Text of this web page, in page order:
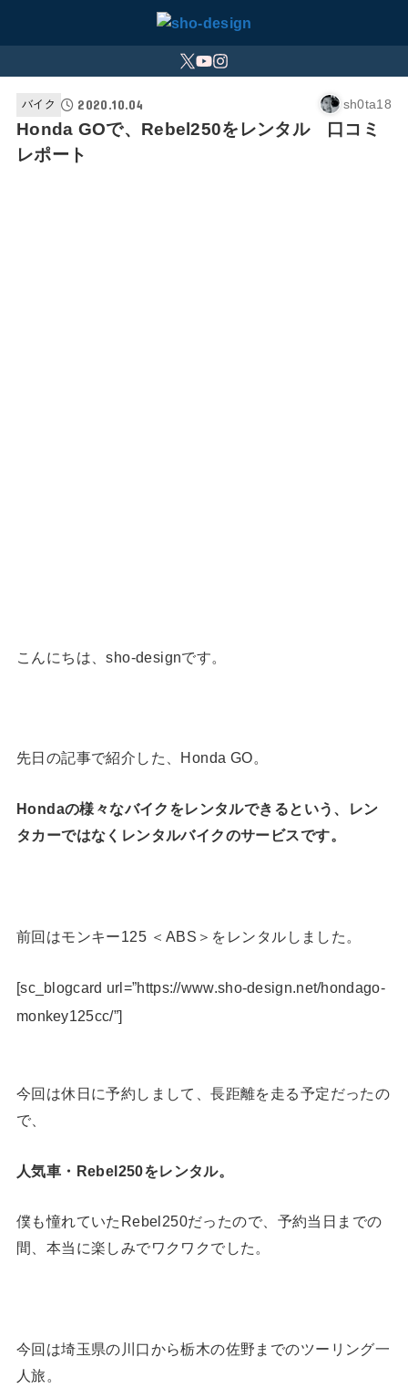
バイク 2020.10.04 sh0ta18
Honda GOで、Rebel250をレンタル 口コミ
レポート
こんにちは、sho-designです。
先日の記事で紹介した、Honda GO。
Hondaの様々なバイクをレンタルできるという、レン
タカーではなくレンタルバイクのサービスです。
前回はモンキー125 ＜ABS＞をレンタルしました。
[sc_blogcard url=”https://www.sho-design.net/hondago-
monkey125cc/”]
今回は休日に予約しまして、長距離を走る予定だったの
で、
人気車・Rebel250をレンタル。
僕も憧れていたRebel250だったので、予約当日までの
間、本当に楽しみでワクワクでした。
今回は埼玉県の川口から栃木の佐野までのツーリング一
人旅。